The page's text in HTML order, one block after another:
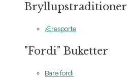
Bryllupstraditioner
Æresporte
"Fordi" Buketter
Bare fordi